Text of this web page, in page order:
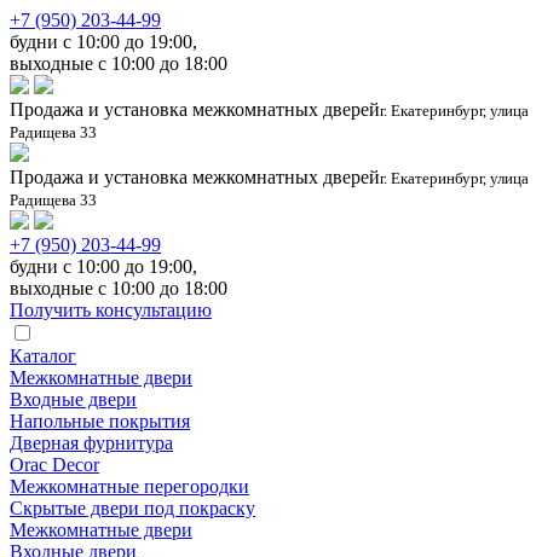
+7 (950) 203-44-99
будни с 10:00 до 19:00,
выходные с 10:00 до 18:00
Продажа и установка межкомнатных дверейг. Екатеринбург, улица
Радищева 33
Продажа и установка межкомнатных дверейг. Екатеринбург, улица
Радищева 33
+7 (950) 203-44-99
будни с 10:00 до 19:00,
выходные с 10:00 до 18:00
Получить консультацию
Каталог
Межкомнатные двери
Входные двери
Напольные покрытия
Дверная фурнитура
Orac Decor
Межкомнатные перегородки
Скрытые двери под покраскy
Межкомнатные двери
Входные двери